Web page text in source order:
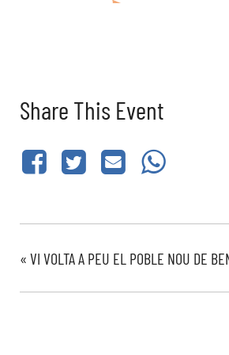
Share This Event
« VI VOLTA A PEU EL POBLE NOU DE